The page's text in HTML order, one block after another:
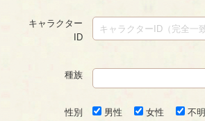
キャラクター
ID
種族
性別 男性 女性 不明